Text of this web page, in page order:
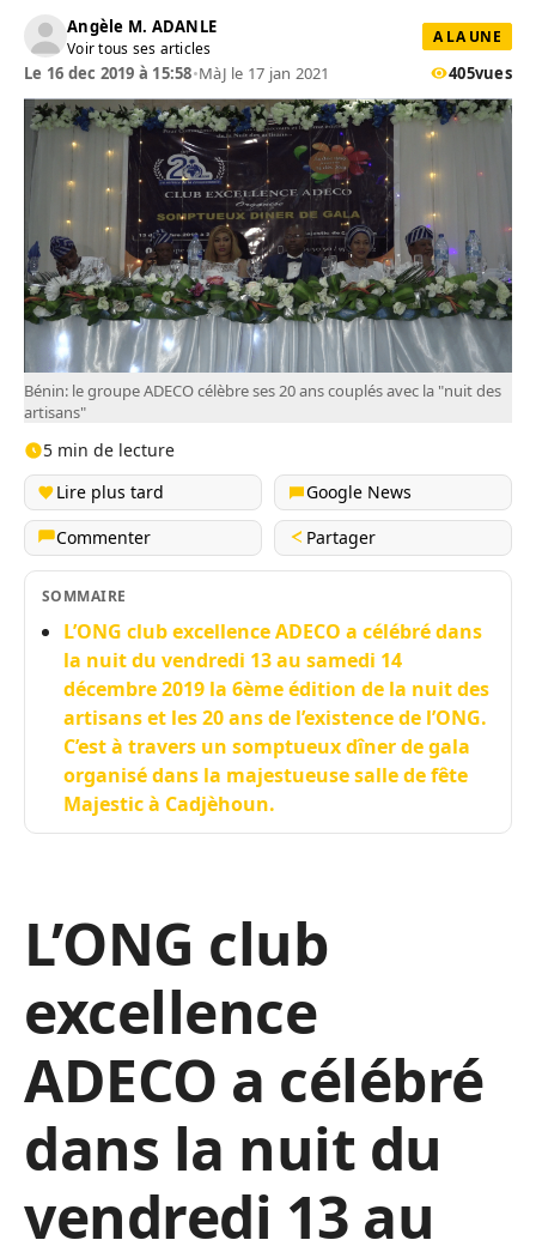
Angèle M. ADANLE
Voir tous ses articles
A LA UNE
Le 16 dec 2019 à 15:58•MàJ le 17 jan 2021 405vues
Bénin: le groupe ADECO célèbre ses 20 ans couplés avec la "nuit des
artisans"
5 min de lecture
Lire plus tard
Google News
Commenter
Partager
SOMMAIRE
L’ONG club excellence ADECO a célébré dans
la nuit du vendredi 13 au samedi 14
décembre 2019 la 6ème édition de la nuit des
artisans et les 20 ans de l’existence de l’ONG.
C’est à travers un somptueux dîner de gala
organisé dans la majestueuse salle de fête
Majestic à Cadjèhoun.
L’ONG club
excellence
ADECO a célébré
dans la nuit du
vendredi 13 au